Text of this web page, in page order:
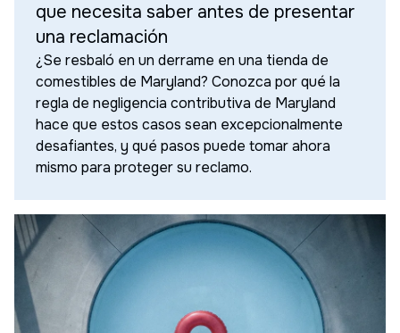
que necesita saber antes de presentar
una reclamación
¿Se resbaló en un derrame en una tienda de
comestibles de Maryland? Conozca por qué la
regla de negligencia contributiva de Maryland
hace que estos casos sean excepcionalmente
desafiantes, y qué pasos puede tomar ahora
mismo para proteger su reclamo.